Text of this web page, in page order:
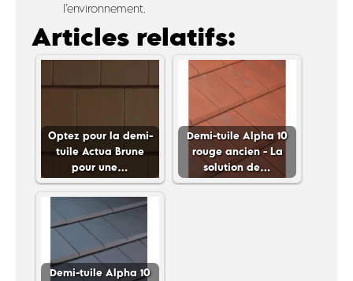
l’environnement.
Articles relatifs:
Optez pour la demi-
tuile Actua Brune
pour une…
Demi-tuile Alpha 10
rouge ancien - La
solution de…
Demi-tuile Alpha 10